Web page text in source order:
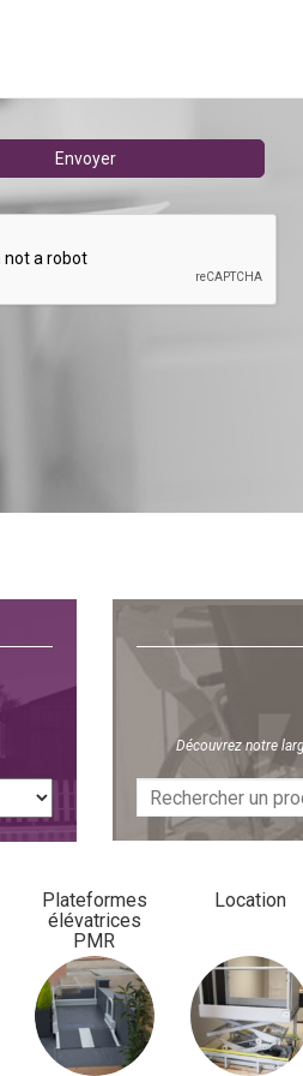
Découvrez notre
Plateformes
élévatrices
PMR
Location